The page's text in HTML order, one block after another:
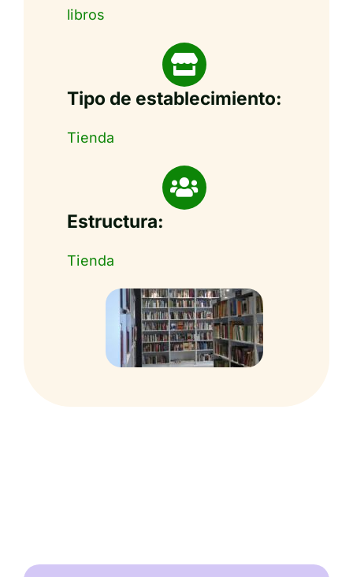
libros
Tipo de establecimiento:
Tienda
Estructura:
Tienda